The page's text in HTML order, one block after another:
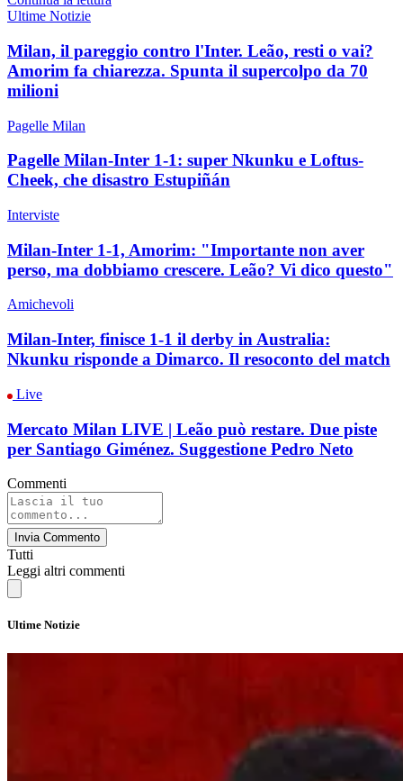
Ultime Notizie
Milan, il pareggio contro l'Inter. Leão, resti o vai?
Amorim fa chiarezza. Spunta il supercolpo da 70
milioni
Pagelle Milan
Pagelle Milan-Inter 1-1: super Nkunku e Loftus-
Cheek, che disastro Estupiñán
Interviste
Milan-Inter 1-1, Amorim: "Importante non aver
perso, ma dobbiamo crescere. Leão? Vi dico questo"
Amichevoli
Milan-Inter, finisce 1-1 il derby in Australia:
Nkunku risponde a Dimarco. Il resoconto del match
Live
Mercato Milan LIVE | Leão può restare. Due piste
per Santiago Giménez. Suggestione Pedro Neto
Commenti
Invia Commento
Tutti
Leggi altri commenti
Ultime Notizie